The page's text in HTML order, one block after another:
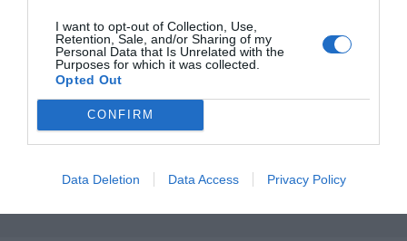
I want to opt-out of Collection, Use,
Retention, Sale, and/or Sharing of my
Personal Data that Is Unrelated with the
Purposes for which it was collected.
Opted Out
CONFIRM
Data Deletion Data Access Privacy Policy